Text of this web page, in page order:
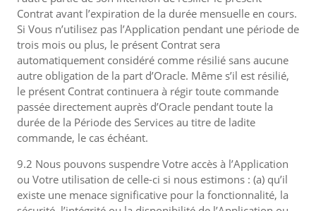
Contrat avant l’expiration de la durée mensuelle en cours.
Si Vous n’utilisez pas l’Application pendant une période de
trois mois ou plus, le présent Contrat sera
automatiquement considéré comme résilié sans aucune
autre obligation de la part d’Oracle. Même s’il est résilié,
le présent Contrat continuera à régir toute commande
passée directement auprès d’Oracle pendant toute la
durée de la Période des Services au titre de ladite
commande, le cas échéant.
9.2 Nous pouvons suspendre Votre accès à l’Application
ou Votre utilisation de celle-ci si nous estimons : (a) qu’il
existe une menace significative pour la fonctionnalité, la